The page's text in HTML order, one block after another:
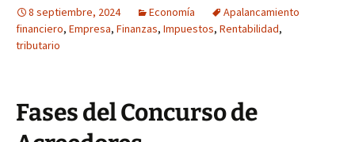
8 septiembre, 2024 Economía
Apalancamiento
financiero, Empresa, Finanzas, Impuestos, Rentabilidad,
tributario
Fases del Concurso de